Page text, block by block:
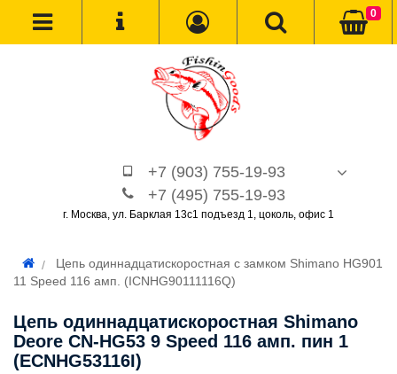
+7 (903) 755-19-93
+7 (495) 755-19-93
г. Москва, ул. Барклая 13с1 подъезд 1, цоколь, офис 1
0
Цепь одиннадцатискоростная с замком Shimano HG901
11 Speed 116 амп. (ICNHG90111116Q)
Цепь одиннадцатискоростная Shimano
Deore CN-HG53 9 Speed 116 амп. пин 1
(ECNHG53116I)